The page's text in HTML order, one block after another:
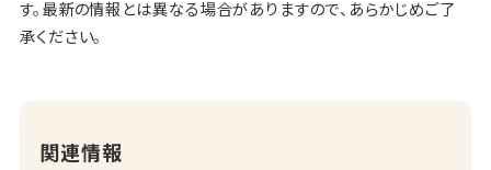
す。最新の情報とは異なる場合がありますので、あらかじめご了
承ください。
関連情報